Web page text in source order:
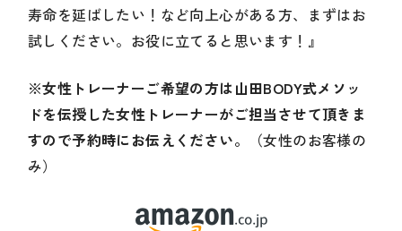
寿命を延ばしたい！など向上心がある方、まずはお
試しください。お役に立てると思います！』
※女性トレーナーご希望の方は山田BODY式メソッ
ドを伝授した女性トレーナーがご担当させて頂きま
すので予約時にお伝えください。
（女性のお客様の
み）